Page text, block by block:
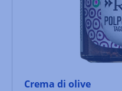
Crema di olive